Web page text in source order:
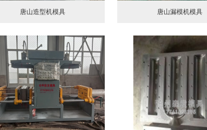
唐山造型机模具 唐山漏模机模具